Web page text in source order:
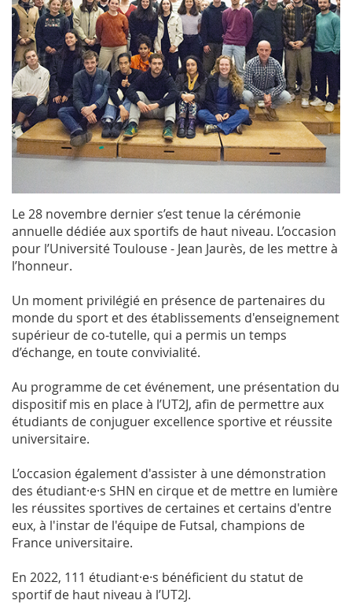
Le 28 novembre dernier s’est tenue la cérémonie
annuelle dédiée aux sportifs de haut niveau. L’occasion
pour l’Université Toulouse - Jean Jaurès, de les mettre à
l’honneur.
Un moment privilégié en présence de partenaires du
monde du sport et des établissements d'enseignement
supérieur de co-tutelle, qui a permis un temps
d’échange, en toute convivialité.
Au programme de cet événement, une présentation du
dispositif mis en place à l’UT2J, afin de permettre aux
étudiants de conjuguer excellence sportive et réussite
universitaire.
L’occasion également d'assister à une démonstration
des étudiant·e·s SHN en cirque et de mettre en lumière
les réussites sportives de certaines et certains d'entre
eux, à l'instar de l'équipe de Futsal, champions de
France universitaire.
En 2022, 111 étudiant·e·s bénéficient du statut de
sportif de haut niveau à l’UT2J.